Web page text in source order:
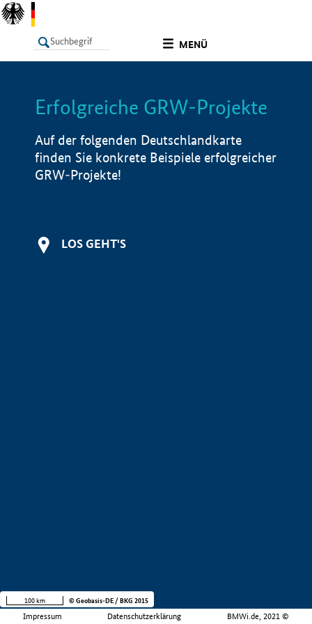
MENÜ
LISTE Info
Erfolgreiche GRW-Projekte
Auf der folgenden Deutschlandkarte
finden Sie konkrete Beispiele erfolgreicher
GRW-Projekte!
LOS GEHT'S
Impressum Datenschutzerklärung BMWi.de, 2021 ©
100 km © Geobasis-DE / BKG 2015